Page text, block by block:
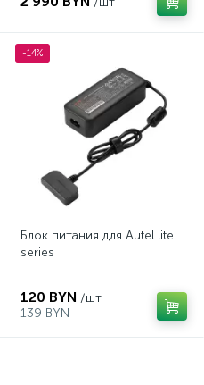
-14%
Блок питания для Autel lite
series
120 BYN /шт
139 BYN